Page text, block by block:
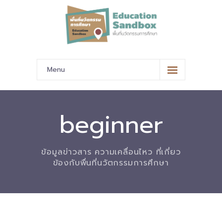
Menu
หน้าหลัก
-- มาตรฐานข้อมูลและมาตรฐานการแลกเปลี่ยนข้อมูล
-- สถานศึกษานำร่อง
-- วีดิทัศน์นำเสนอสถานศึกษานำร่อง
beginner
ข้อมูลข่าวสาร ความเคลื่อนไหว ที่เกี่ยว
ข้องกับพื่นที่นวัตกรรมการศึกษา